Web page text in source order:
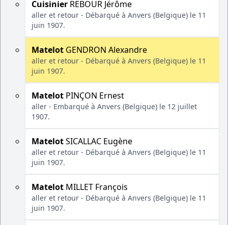
Cuisinier REBOUR Jérôme
aller et retour - Débarqué à Anvers (Belgique) le 11
juin 1907.
Matelot GENDRON Alexandre
aller et retour - Débarqué à Anvers (Belgique) le 11
juin 1907.
Matelot PINÇON Ernest
aller - Embarqué à Anvers (Belgique) le 12 juillet
1907.
MatelotSICALLAC Eugène
aller et retour - Débarqué à Anvers (Belgique) le 11
juin 1907.
Matelot MILLET François
aller et retour - Débarqué à Anvers (Belgique) le 11
juin 1907.